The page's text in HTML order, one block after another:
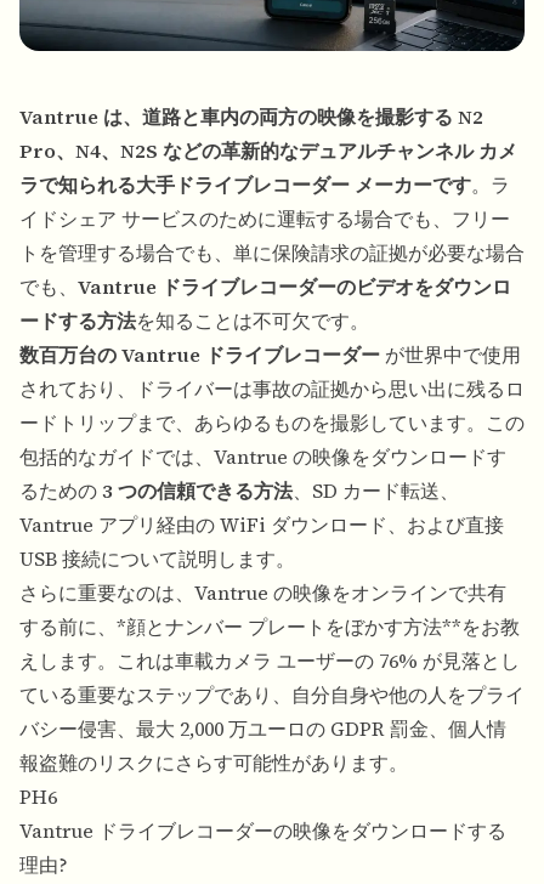
Vantrue は、道路と車内の両方の映像を撮影する N2
Pro、 N4、 N2S などの革新的なデュアルチャンネル カメ
ラで知られる大手ドライブレコーダー メーカーです。ラ
イドシェア サービスのために運転する場合でも、フリー
トを管理する場合でも、単に保険請求の証拠が必要な場合
でも、 Vantrue ドライブレコーダーのビデオをダウンロ
ードする方法を知ることは不可欠です。
数百万台の Vantrue ドライブレコーダー が世界中で使用
されており、ドライバーは事故の証拠から思い出に残るロ
ードトリップまで、あらゆるものを撮影しています。この
包括的なガイドでは、Vantrue の映像をダウンロードす
るための3 つの信頼できる方法、SD カード転送、
Vantrue アプリ経由の WiFi ダウンロード、および直接
USB 接続について説明します。
さらに重要なのは、Vantrue の映像をオンラインで共有
する前に、*顔とナンバー プレートをぼかす方法**をお教
えします。これは車載カメラ ユーザーの 76% が見落とし
ている重要なステップであり、自分自身や他の人をプライ
バシー侵害、最大 2,000 万ユーロの GDPR 罰金、個人情
報盗難のリスクにさらす可能性があります。
PH6
Vantrue ドライブレコーダーの映像をダウンロードする
理由?